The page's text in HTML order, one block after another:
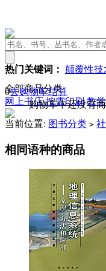
热门关键词： 颠覆性技
0去购物车结算
购物车中还没有
全部商品分类
网上书店按需印刷 教
当前位置: 图书分类 >
相同语种的商品